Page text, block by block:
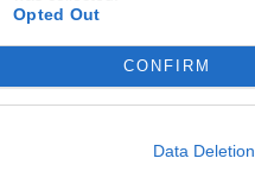
Opted Out
CONFIRM
Data Deletion